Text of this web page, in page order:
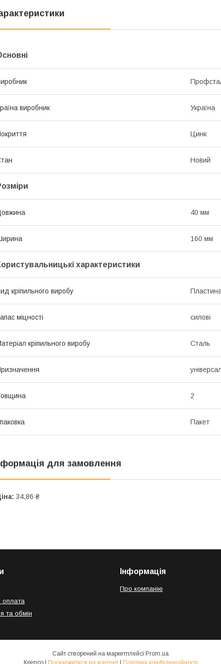
виробник Україна
Цинк
Новий
40 мм
160 мм
характеристики
кріпильного виробу
міцності силові
кріпильного виробу Сталь
2
Пакет
для замовлення
34,86 ₴
оплата
та обмін
Інформація
Про компанію
Сайт створений на маркетплейсі Prom.ua
Крепсо | Поскаржитися на контент | Політика конфіденційності